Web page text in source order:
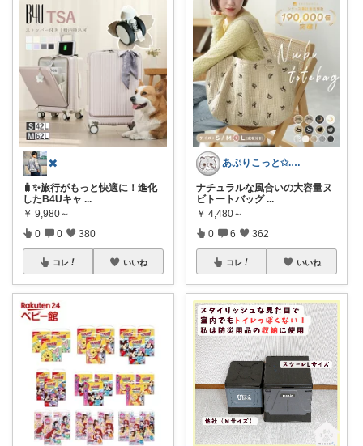
✖️
🧳✨旅行がもっと快適に！進化
したB4Uキャ ...
￥ 9,980～
0 0 380
コレ いいね
あぷりこっと✩.*˚100%ROOM経由
ナチュラルな風合いの大容量ヌ
ビトートバッグ ...
￥ 4,480～
0 6 362
コレ いいね